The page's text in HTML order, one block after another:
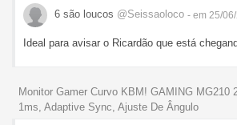
6 são loucos @Seissaoloco - em 25/
Ideal para avisar o Ricardão que está
Monitor Gamer Curvo KBM! GAMING MG210
1ms, Adaptive Sync, Ajuste De Ângulo